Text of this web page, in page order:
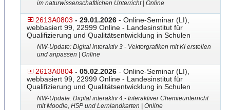
im naturwissenschaftlichen Unterricht | Online
2613A0803 - 29.01.2026 - Online-Seminar (LI),
webbasiert 99, 22999 Online - Landesinstitut für
Qualifizierung und Qualitätsentwicklung in Schulen
NW-Update: Digital interaktiv 3 - Vektorgrafiken mit KI erstellen
und anpassen | Online
2613A0804 - 05.02.2026 - Online-Seminar (LI),
webbasiert 99, 22999 Online - Landesinstitut für
Qualifizierung und Qualitätsentwicklung in Schulen
NW-Update: Digital interaktiv 4.- Interaktiver Chemieunterricht
mit Moodle, H5P und Lernlandkarten | Online